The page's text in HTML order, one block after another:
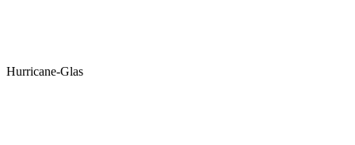
Hurricane-Glas